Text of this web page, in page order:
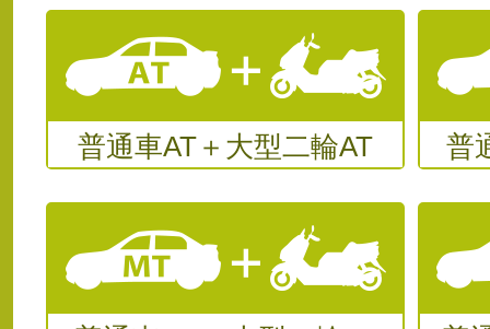
普通車AT＋大型二輪AT 普